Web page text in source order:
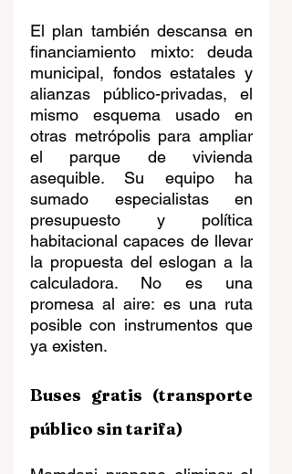
El plan también descansa en
financiamiento mixto: deuda
municipal, fondos estatales y
alianzas público-privadas, el
mismo esquema usado en
otras metrópolis para ampliar
el parque de vivienda
asequible. Su equipo ha
sumado especialistas en
presupuesto y política
habitacional capaces de llevar
la propuesta del eslogan a la
calculadora. No es una
promesa al aire: es una ruta
posible con instrumentos que
ya existen.
Buses gratis (transporte
público sin tarifa)